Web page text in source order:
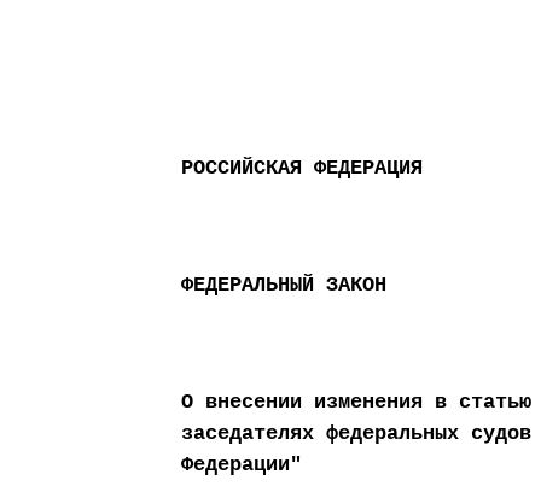
РОССИЙСКАЯ ФЕДЕРАЦИЯ
ФЕДЕРАЛЬНЫЙ ЗАКОН
О внесении изменения в
заседателях федеральных
Федерации"